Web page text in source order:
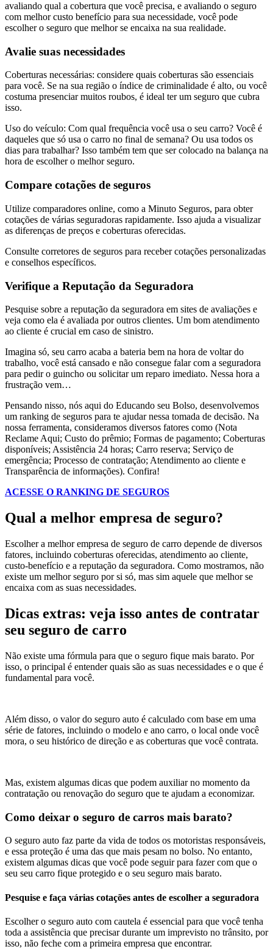
avaliando qual a cobertura que você precisa, e avaliando o seguro
com melhor custo benefício para sua necessidade, você pode
escolher o seguro que melhor se encaixa na sua realidade.
Avalie suas necessidades
Coberturas necessárias: considere quais coberturas são essenciais
para você. Se na sua região o índice de criminalidade é alto, ou você
costuma presenciar muitos roubos, é ideal ter um seguro que cubra
isso.
Uso do veículo: Com qual frequência você usa o seu carro? Você é
daqueles que só usa o carro no final de semana? Ou usa todos os
dias para trabalhar? Isso também tem que ser colocado na balança na
hora de escolher o melhor seguro.
Compare cotações de seguros
Utilize comparadores online, como a Minuto Seguros, para obter
cotações de várias seguradoras rapidamente. Isso ajuda a visualizar
as diferenças de preços e coberturas oferecidas.
Consulte corretores de seguros para receber cotações personalizadas
e conselhos específicos.
Verifique a Reputação da Seguradora
Pesquise sobre a reputação da seguradora em sites de avaliações e
veja como ela é avaliada por outros clientes. Um bom atendimento
ao cliente é crucial em caso de sinistro.
Imagina só, seu carro acaba a bateria bem na hora de voltar do
trabalho, você está cansado e não consegue falar com a seguradora
para pedir o guincho ou solicitar um reparo imediato. Nessa hora a
frustração vem…
Pensando nisso, nós aqui do Educando seu Bolso, desenvolvemos
um ranking de seguros para te ajudar nessa tomada de decisão. Na
nossa ferramenta, consideramos diversos fatores como (Nota
Reclame Aqui; Custo do prêmio; Formas de pagamento; Coberturas
disponíveis; Assistência 24 horas; Carro reserva; Serviço de
emergência; Processo de contratação; Atendimento ao cliente e
Transparência de informações). Confira!
ACESSE O RANKING DE SEGUROS
Qual a melhor empresa de seguro?
Escolher a melhor empresa de seguro de carro depende de diversos
fatores, incluindo coberturas oferecidas, atendimento ao cliente,
custo-benefício e a reputação da seguradora. Como mostramos, não
existe um melhor seguro por si só, mas sim aquele que melhor se
encaixa com as suas necessidades.
Dicas extras: veja isso antes de contratar
seu seguro de carro
Não existe uma fórmula para que o seguro fique mais barato. Por
isso, o principal é entender quais são as suas necessidades e o que é
fundamental para você.
Além disso, o valor do seguro auto é calculado com base em uma
série de fatores, incluindo o modelo e ano carro, o local onde você
mora, o seu histórico de direção e as coberturas que você contrata.
Mas, existem algumas dicas que podem auxiliar no momento da
contratação ou renovação do seguro que te ajudam a economizar.
Como deixar o seguro de carros mais barato?
O seguro auto faz parte da vida de todos os motoristas responsáveis,
e essa proteção é uma das que mais pesam no bolso.‍ No entanto,
existem algumas dicas que você pode seguir para fazer com que o
seu seu carro fique protegido e o seu seguro mais barato.
Pesquise e faça várias cotações antes de escolher a seguradora
Escolher o seguro auto com cautela é essencial para que você tenha
toda a assistência que precisar durante um imprevisto no trânsito, por
isso, não feche com a primeira empresa que encontrar.